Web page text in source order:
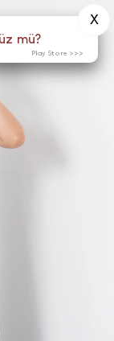
mü?
X
Play Store >>>